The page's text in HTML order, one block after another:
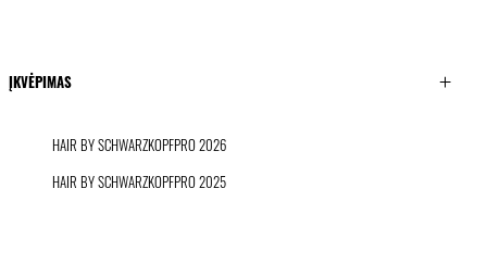
ĮKVĖPIMAS
HAIR BY SCHWARZKOPFPRO 2026
HAIR BY SCHWARZKOPFPRO 2025